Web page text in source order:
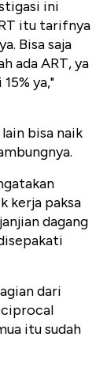
ini
itu tarifnya
Bisa saja
ada ART, ya
ya,"
bisa naik
kerja paksa
dagang
dari
itu sudah